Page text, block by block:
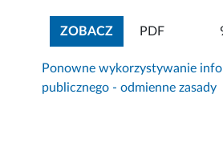
ZOBACZZOBACZ
PDF
Ponowne wykorzystywanie
publicznego - odmienne zasady